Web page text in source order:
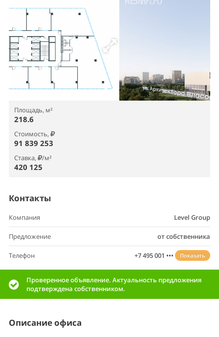
Площадь, м²
218.6
Стоимость,
91 839 253
Ставка, /м²
420 125
Контакты
Компания Level Group
Предложение от собственника
Телефон +7 495 001 ••• Показать
Проверенное объявление. Актуальность предложения
подтверждена собственником.
Описание офиса